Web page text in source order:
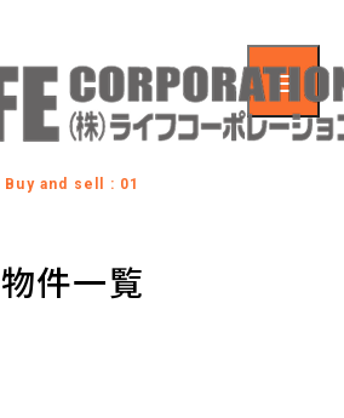
Buy and sell : 01
物件一覧